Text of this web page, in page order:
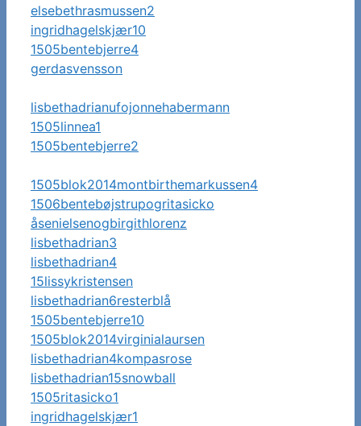
elsebethrasmussen2
ingridhagelskjær10
1505bentebjerre4
gerdasvensson
lisbethadrianufojonnehabermann
1505linnea1
1505bentebjerre2
1505blok2014montbirthemarkussen4
1506bentebøjstrupogritasicko
åsenielsenogbirgithlorenz
lisbethadrian3
lisbethadrian4
15lissykristensen
lisbethadrian6resterblå
1505bentebjerre10
1505blok2014virginialaursen
lisbethadrian4kompasrose
lisbethadrian15snowball
1505ritasicko1
ingridhagelskjær1